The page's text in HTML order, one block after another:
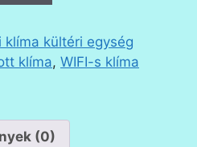
klíma kültéri egység
klíma, WIFI-s klíma
(0)